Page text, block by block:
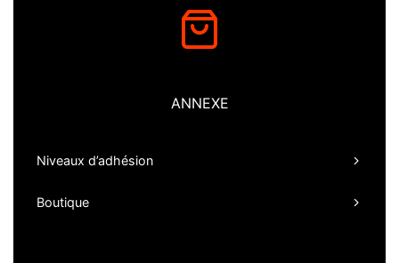
ANNEXE
Niveaux d’adhésion
Boutique